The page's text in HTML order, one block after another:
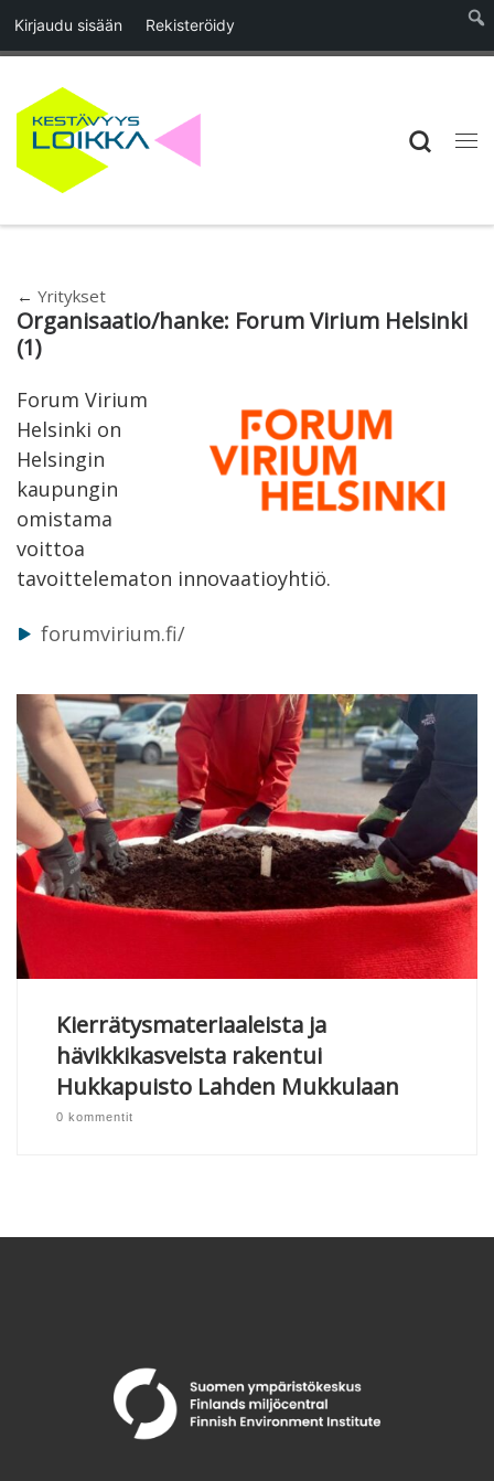
Kirjaudu sisään Rekisteröidy
Skip to content
← Yritykset
Organisaatio/hanke: Forum Virium Helsinki
(1)
Forum Virium
Helsinki on
Helsingin
kaupungin
omistama
voittoa
tavoittelematon innovaatioyhtiö.
forumvirium.fi/
Kierrätysmateriaaleista ja
hävikkikasveista rakentui
Hukkapuisto Lahden Mukkulaan
0 kommentit